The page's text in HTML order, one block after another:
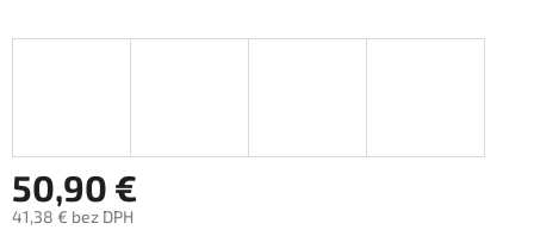
50,90 €
41,38 € bez DPH